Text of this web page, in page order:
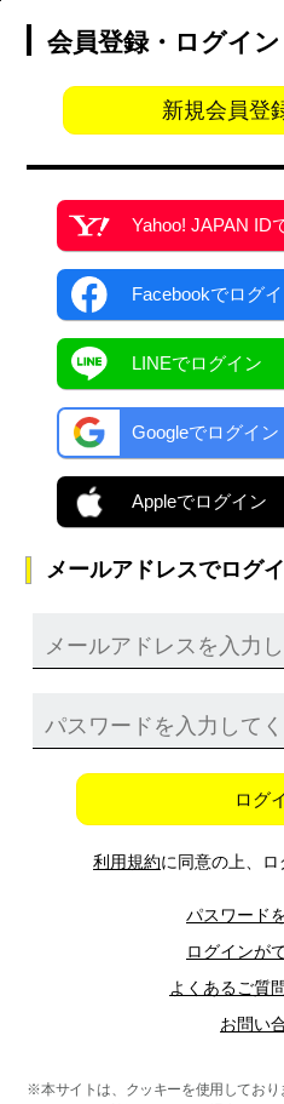
会員登録・ログイン
新規会員登
Yahoo! JAPAN ID
Facebookでログ
LINEでログイン
Googleでログイン
Appleでログイン
メールアドレスでログ
ログ
利用規約に同意の上、ロ
パスワード
ログインが
よくあるご質
お問い
※本サイトは、クッキーを使用しており